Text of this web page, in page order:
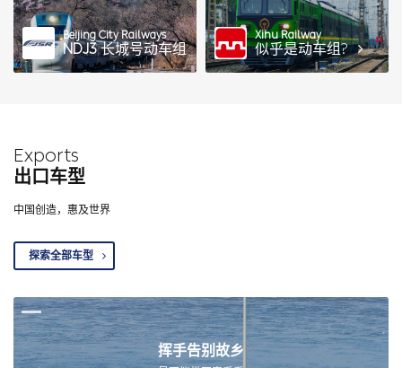
Beijing City Railways
NDJ3长城号动车组
Xihu Railway
似乎是动车组?
Exports
出口车型
中国创造，惠及世界
探索全部车型
挥手告别故乡